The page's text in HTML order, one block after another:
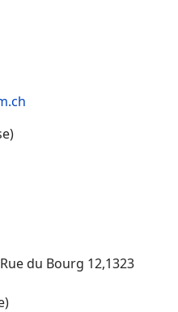
du Bourg 12,1323